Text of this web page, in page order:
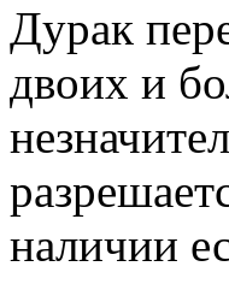
Дурак
двоих и
наличии